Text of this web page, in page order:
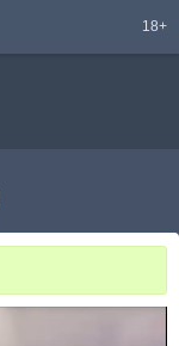
18+